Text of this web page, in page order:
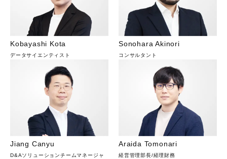
Kobayashi Kota
データサイエンティスト
Sonohara Akinori
コンサルタント
Jiang Canyu
D&Aソリューションチームマネージャ
Araida Tomonari
経営管理部長/経理財務